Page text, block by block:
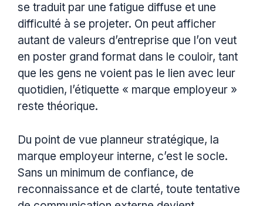
se traduit par une fatigue diffuse et une
difficulté à se projeter. On peut afficher
autant de valeurs d’entreprise que l’on veut
en poster grand format dans le couloir, tant
que les gens ne voient pas le lien avec leur
quotidien, l’étiquette « marque employeur »
reste théorique.
Du point de vue planneur stratégique, la
marque employeur interne, c’est le socle.
Sans un minimum de confiance, de
reconnaissance et de clarté, toute tentative